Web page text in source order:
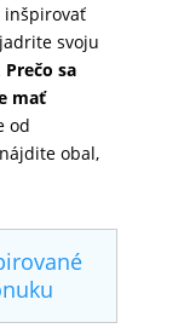
inšpirovať
svoju
Prečo sa
mať
od
obal,